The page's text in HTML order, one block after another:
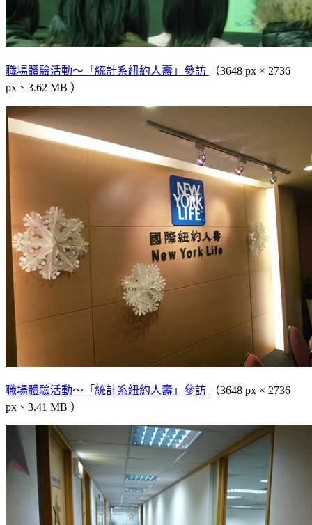
職場體驗活動～「統計系紐約人壽」參訪
（3648 px × 2736
px、3.62 MB ）
職場體驗活動～「統計系紐約人壽」參訪
（3648 px × 2736
px、3.41 MB ）